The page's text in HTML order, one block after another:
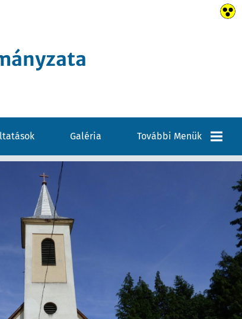
Galéria További Menük
E-Önkormányzat